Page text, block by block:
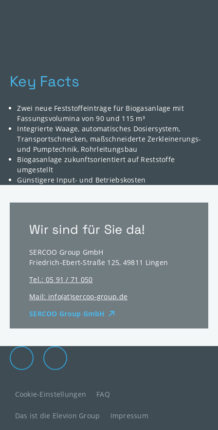
Key Facts
Zwei neue Feststoffeinträge für Biogasanlage mit
Fassungsvolumina von 90 und 115 m³
Integrierte Waage, automatisches Dosiersystem,
Transportschnecken, maßschneiderte Zerkleinerungs-
und Pumptechnik, Rohrleitungsbau
Biogasanlage zukunftsorientiert auf Reststoffe
umgestellt
Günstigere Input- und Betriebskosten
Wir sind für Sie da!
SERCOO Group GmbH
Friedrich-Ebert-Straße 125, 49811 Lingen
Tel.: 05 91 / 71 050
Mail: info(at)sercoo-group.de
SERCOO Group GmbH
Die Elevion Gruppe auf LinkedIn
Zur Elevion Gruppe Kontaktseite
Cookie-Einstellungen FAQ
Das ist die Elevion Group Impressum